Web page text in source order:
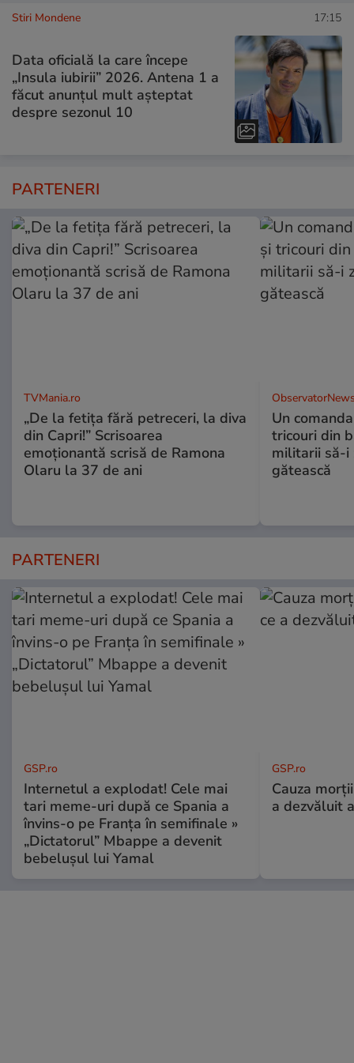
Stiri Mondene 17:15
Data oficială la care începe
„Insula iubirii” 2026. Antena 1 a
făcut anunțul mult așteptat
despre sezonul 10
PARTENERI
TVMania.ro
„De la fetița fără petreceri, la diva
din Capri!” Scrisoarea
emoționantă scrisă de Ramona
Olaru la 37 de ani
Un
tricouri din
militarii să-i
gătească
PARTENERI
GSP.ro
Internetul a explodat! Cele mai
tari meme-uri după ce Spania a
învins-o pe Franța în semifinale »
„Dictatorul” Mbappe a devenit
bebelușul lui Yamal
GSP.ro
Cauza
a dezvăluit